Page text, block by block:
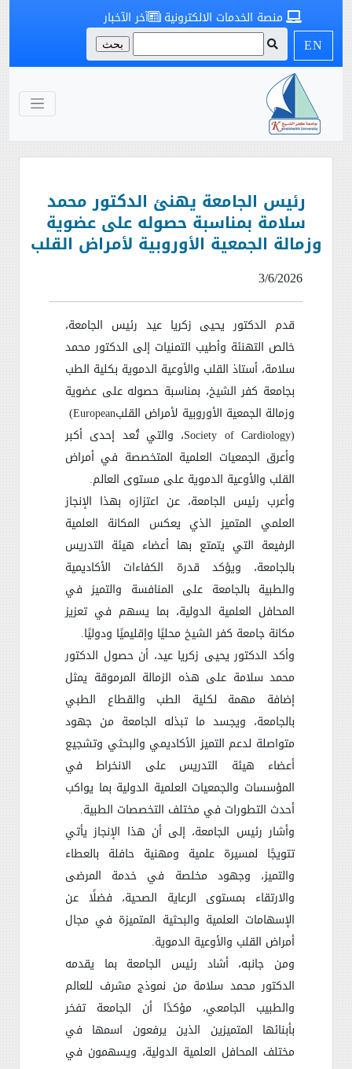
آخر الآخبار منصة الخدمات الالكترونية
EN
رئيس الجامعة يهنئ الدكتور محمد
سلامة بمناسبة حصوله على عضوية
وزمالة الجمعية الأوروبية لأمراض القلب
3/6/2026
قدم الدكتور يحيى زكريا عيد رئيس الجامعة،
خالص التهنئة وأطيب التمنيات إلى الدكتور محمد
سلامة، أستاذ القلب والأوعية الدموية بكلية الطب
بجامعة كفر الشيخ، بمناسبة حصوله على عضوية
وزمالة الجمعية الأوروبية لأمراض القلب(European
Society of Cardiology)، والتي تُعد إحدى أكبر
وأعرق الجمعيات العلمية المتخصصة في أمراض
القلب والأوعية الدموية على مستوى العالم.
وأعرب رئيس الجامعة، عن اعتزازه بهذا الإنجاز
العلمي المتميز الذي يعكس المكانة العلمية
الرفيعة التي يتمتع بها أعضاء هيئة التدريس
بالجامعة، ويؤكد قدرة الكفاءات الأكاديمية
والطبية بالجامعة على المنافسة والتميز في
المحافل العلمية الدولية، بما يسهم في تعزيز
مكانة جامعة كفر الشيخ محليًا وإقليميًا ودوليًا.
وأكد الدكتور يحيى زكريا عيد، أن حصول الدكتور
محمد سلامة على هذه الزمالة المرموقة يمثل
إضافة مهمة لكلية الطب والقطاع الطبي
بالجامعة، ويجسد ما تبذله الجامعة من جهود
متواصلة لدعم التميز الأكاديمي والبحثي وتشجيع
أعضاء هيئة التدريس على الانخراط في
المؤسسات والجمعيات العلمية الدولية بما يواكب
أحدث التطورات في مختلف التخصصات الطبية.
وأشار رئيس الجامعة، إلى أن هذا الإنجاز يأتي
تتويجًا لمسيرة علمية ومهنية حافلة بالعطاء
والتميز، وجهود مخلصة في خدمة المرضى
والارتقاء بمستوى الرعاية الصحية، فضلًا عن
الإسهامات العلمية والبحثية المتميزة في مجال
أمراض القلب والأوعية الدموية.
ومن جانبه، أشاد رئيس الجامعة بما يقدمه
الدكتور محمد سلامة من نموذج مشرف للعالم
والطبيب الجامعي، مؤكدًا أن الجامعة تفخر
بأبنائها المتميزين الذين يرفعون اسمها في
مختلف المحافل العلمية الدولية، ويسهمون في